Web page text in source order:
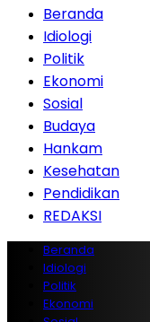
Beranda
Idiologi
Politik
Ekonomi
Sosial
Budaya
Hankam
Kesehatan
Pendidikan
REDAKSI
Beranda
Idiologi
Politik
Ekonomi